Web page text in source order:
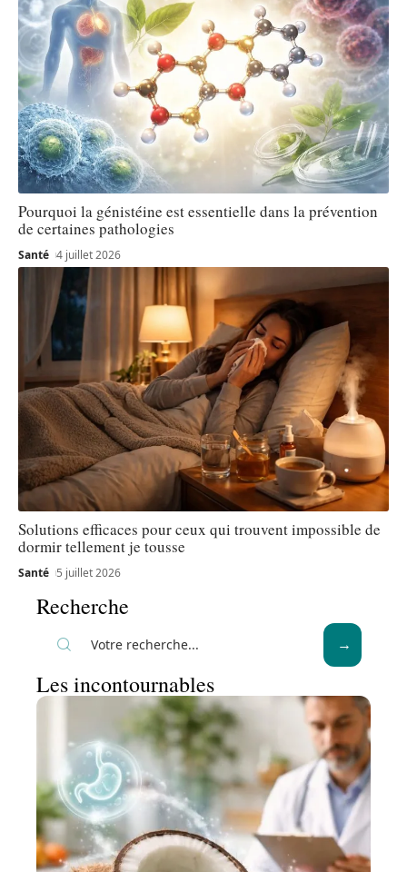
Pourquoi la génistéine est essentielle dans la prévention
de certaines pathologies
Santé 4 juillet 2026
Solutions efficaces pour ceux qui trouvent impossible de
dormir tellement je tousse
Santé 5 juillet 2026
Recherche
Les incontournables